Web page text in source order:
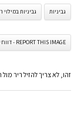
גביניות גביניות במילוי
REPORT THIS IMAGE - דווח על תמונה זו
זהו, לא צריך להזיל ריר